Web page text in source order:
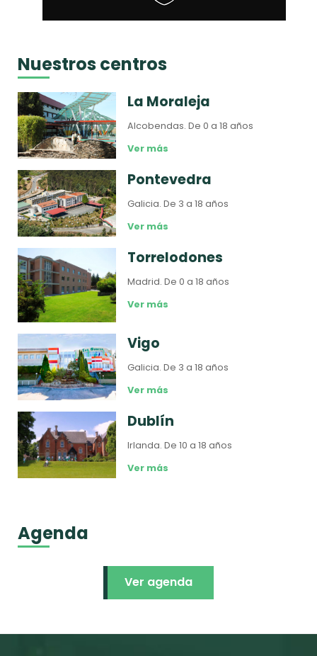
Nuestros centros
La Moraleja
Alcobendas.De 0 a 18 años
Ver más
Pontevedra
Galicia.De 3 a 18 años
Ver más
Torrelodones
Madrid.De 0 a 18 años
Ver más
Vigo
Galicia.De 3 a 18 años
Ver más
Dublín
Irlanda.De 10 a 18 años
Ver más
Agenda
Ver agenda